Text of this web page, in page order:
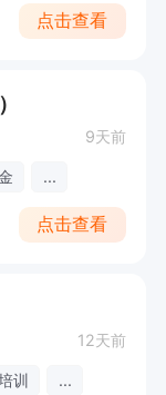
点击查看
9天前
...
点击查看
12天前
训 ...